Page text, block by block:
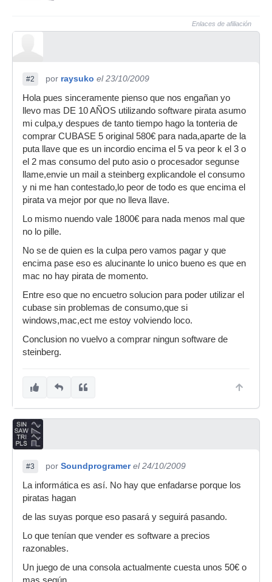
Enlaces de afiliación
#2 por raysuko el 23/10/2009
Hola pues sinceramente pienso que nos engañan yo
llevo mas DE 10 AÑOS utilizando software pirata asumo
mi culpa,y despues de tanto tiempo hago la tonteria de
comprar CUBASE 5 original 580€ para nada,aparte de la
puta llave que es un incordio encima el 5 va peor k el 3 o
el 2 mas consumo del puto asio o procesador segunse
llame,envie un mail a steinberg explicandole el consumo
y ni me han contestado,lo peor de todo es que encima el
pirata va mejor por que no lleva llave.
Lo mismo nuendo vale 1800€ para nada menos mal que
no lo pille.
No se de quien es la culpa pero vamos pagar y que
encima pase eso es alucinante lo unico bueno es que en
mac no hay pirata de momento.
Entre eso que no encuetro solucion para poder utilizar el
cubase sin problemas de consumo,que si
windows,mac,ect me estoy volviendo loco.
Conclusion no vuelvo a comprar ningun software de
steinberg.
#3 por Soundprogramer el 24/10/2009
La informática es así. No hay que enfadarse porque los
piratas hagan
de las suyas porque eso pasará y seguirá pasando.
Lo que tenían que vender es software a precios
razonables.
Un juego de una consola actualmente cuesta unos 50€ o